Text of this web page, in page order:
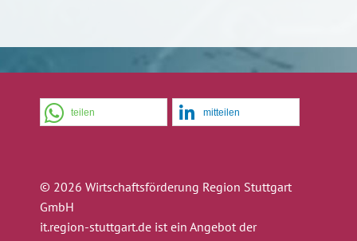
teilen mitteilen
© 2026 Wirtschaftsförderung Region Stuttgart
GmbH
it.region-stuttgart.de ist ein Angebot der